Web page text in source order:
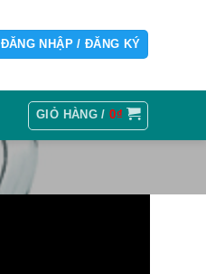
ĐĂNG NHẬP / ĐĂNG KÝ
GIỎ HÀNG /0₫